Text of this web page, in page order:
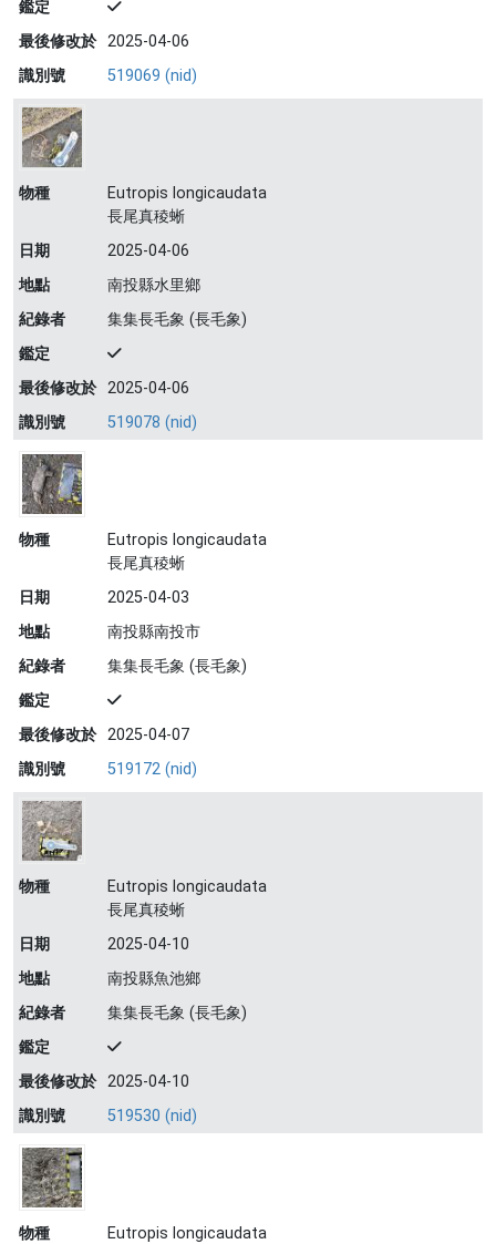
鑑定
最後修改於 2025-04-06
識別號
519069 (nid)
物種
Eutropis longicaudata
長尾真稜蜥
日期
2025-04-06
地點
南投縣水里鄉
紀錄者
集集長毛象 (長毛象)
鑑定
最後修改於 2025-04-06
識別號
519078 (nid)
物種
Eutropis longicaudata
長尾真稜蜥
日期
2025-04-03
地點
南投縣南投市
紀錄者
集集長毛象 (長毛象)
鑑定
最後修改於 2025-04-07
識別號
519172 (nid)
物種
Eutropis longicaudata
長尾真稜蜥
日期
2025-04-10
地點
南投縣魚池鄉
紀錄者
集集長毛象 (長毛象)
鑑定
最後修改於 2025-04-10
識別號
519530 (nid)
物種
Eutropis longicaudata